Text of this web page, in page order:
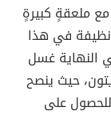
ملعقةٍ كبيرةٍ
في هذا
النهاية غسل
حيث ينصح
على